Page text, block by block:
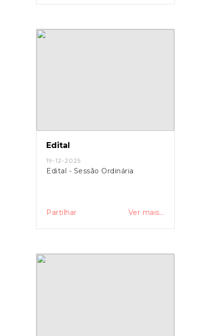
Edital
19-12-2025
Edital - Sessão Ordinária
Partilhar Ver mais...